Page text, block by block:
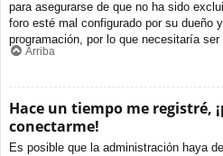
para asegurarse de que no ha sido
foro esté mal configurado por su dueño
programación, por lo que necesitaría ser
Arriba
Hace un tiempo me registré,
conectarme!
Es posible que la administración haya